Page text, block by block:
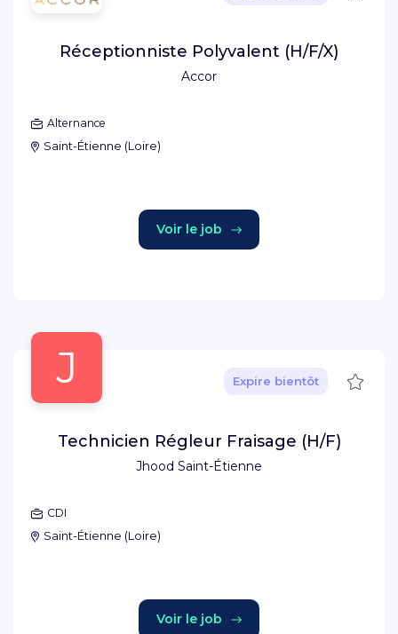
Accor
Réceptionniste Polyvalent (H/F/X)
Alternance
Saint-Étienne (Loire)
Voir le job
J
Jhood Saint-Étienne
Expire bientôt
Technicien Régleur Fraisage (H/F)
CDI
Saint-Étienne (Loire)
Voir le job